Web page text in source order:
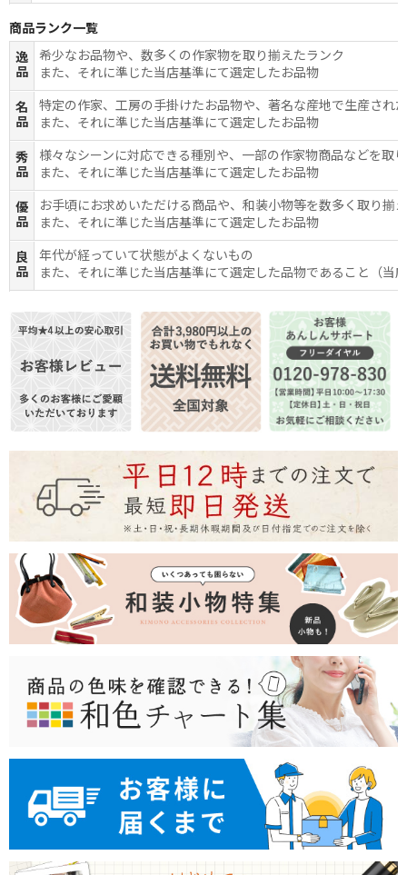
商品ランク一覧
逸
品
希少なお品物や、数多くの作家物を取り揃えたランク
また、それに準じた当店基準にて選定したお品物
名
品
特定の作家、工房の手掛けたお品物や、著名な産地で生産され
また、それに準じた当店基準にて選定したお品物
秀
品
様々なシーンに対応できる種別や、一部の作家物商品などを取
また、それに準じた当店基準にて選定したお品物
優
品
お手頃にお求めいただける商品や、和装小物等を数多く取り揃
また、それに準じた当店基準にて選定したお品物
良
品
年代が経っていて状態がよくないもの
また、それに準じた当店基準にて選定した品物であること（当